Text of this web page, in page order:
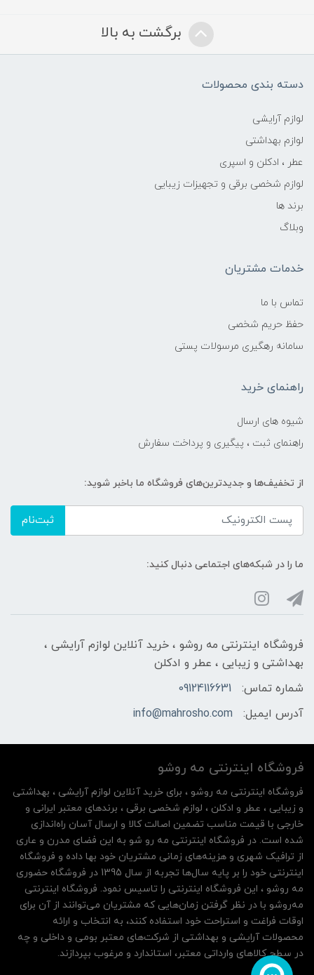
برگشت به بالا
دسته بندی محصولات
لوازم آرایشی
لوازم بهداشتی
عطر ، ادکلن و اسپری
لوازم شخصی برقی و تجهیزات زیبایی
برند ها
وبلاگ
خدمات مشتریان
تماس با ما
حفظ حریم شخصی
سامانه رهگیری مرسولات پستی
راهنمای خرید
شیوه های ارسال
راهنمای ثبت ، پیگیری و پرداخت سفارش
از تخفیف‌ها و جدیدترین‌های فروشگاه ما باخبر شوید:
ثبت‌نام
ما را در شبکه‌های اجتماعی دنبال کنید:
فروشگاه اینترنتی مه‌ رو‌شو ، خرید آنلاین لوازم آرایشی ،
بهداشتی و زیبایی ، عطر و ادکلن
شماره تماس:
09124116631
آدرس ایمیل:
info@mahrosho.com
فروشگاه اینترنتی مه‌ رو‌شو
فروشگاه اینترنتی مه‌ رو‌شو ، برای خرید آنلاین لوازم آرایشی ، بهداشتی
و زیبایی ، عطر و ادکلن ، لوازم شخصی برقی ، برندهای معتبر ایرانی و
خارجی با قیمت مناسب تضمین اصالت کالا و ارسال آسان راه‌اندازی
شده است. در فروشگاه اینترنتی مه رو شو به این فضای مدرن و عاری
از ترافیک شهری و هزینه‌های زمانی مشتریان خود بها داده و فروشگاه
اینترنتی خود را بر پایه سال‌ها تجربه از سال 1395 در فروشگاه حضوری
مه روشو ، این فروشگاه اینترنتی را تاسیس نمود. فروشگاه اینترنتی
مه‌رو‌شو با در نظر گرفتن زمان‌هایی که مشتریان می‌توانند از آن‌ برای
اوقات فراغت و استراحت خود استفاده کنند، به انتخاب و ارائه
محصولات آرایشی و بهداشتی از شرکت‌های معتبر بومی و داخلی و چه
در سطح کالاهای وارداتی معتبر، استاندارد و مرغوب بپردازند.